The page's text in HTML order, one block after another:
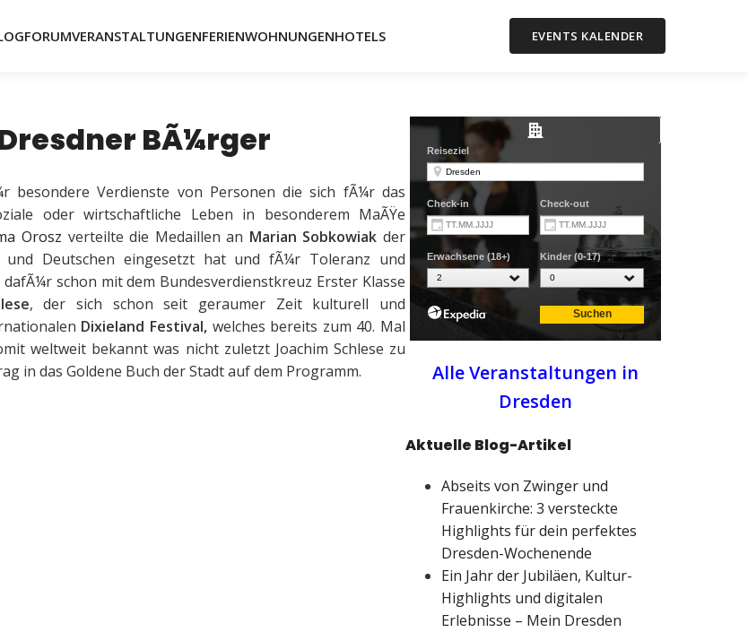
FORUMVERANSTALTUNGENFERIENWOHNUNGENHOTELS EVENTS KALENDER
BÃ¼rger
besondere Verdienste von Personen die sich fÃ¼r das
oder wirtschaftliche Leben in besonderem MaÃŸe
Orosz verteilte die Medaillen an Marian Sobkowiak der
Deutschen eingesetzt hat und fÃ¼r Toleranz und
schon mit dem Bundesverdienstkreuz Erster Klasse
, der sich schon seit geraumer Zeit kulturell und
Dixieland Festival,welches bereits zum 40. Mal
weltweit bekannt was nicht zuletzt Joachim Schlese zu
in das Goldene Buch der Stadt auf dem Programm.
Alle Veranstaltungen in
Dresden
Aktuelle Blog-Artikel
Abseits von Zwinger und
Frauenkirche: 3 versteckte
Highlights für dein perfektes
Dresden-Wochenende
Ein Jahr der Jubiläen, Kultur-
Highlights und digitalen
Erlebnisse – Mein Dresden